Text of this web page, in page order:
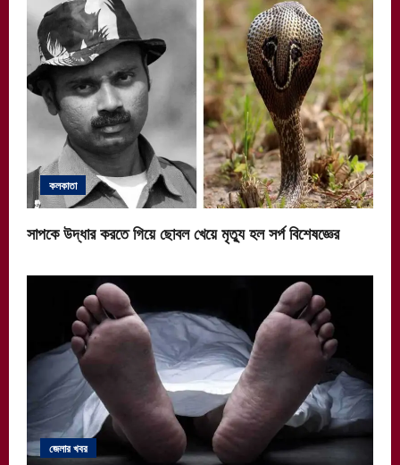
কলকাতা
সাপকে উদ্ধার করতে গিয়ে ছোবল খেয়ে মৃত্যু হল সর্প বিশেষজ্ঞের
জেলার খবর